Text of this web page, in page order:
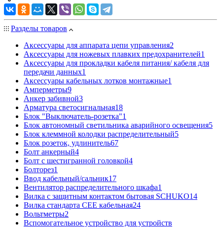
Разделы товаров
Аксессуары для аппарата цепи управления2
Аксессуары для ножевых плавких предохранителей1
Аксессуары для прокладки кабеля питания/ кабеля для
передачи данных1
Аксессуары кабельных лотков монтажные1
Амперметры9
Анкер забивной3
Арматура светосигнальная18
Блок "Выключатель-розетка"1
Блок автономный светильника аварийного освещения5
Блок клеммной колодки распределительный5
Блок розеток, удлинитель67
Болт анкерный4
Болт с шестигранной головкой4
Болторез1
Ввод кабельный/сальник17
Вентилятор распределительного шкафа1
Вилка с защитным контактом бытовая SCHUKO14
Вилка стандарта CEE кабельная24
Вольтметры2
Вспомогательное устройство для устройств